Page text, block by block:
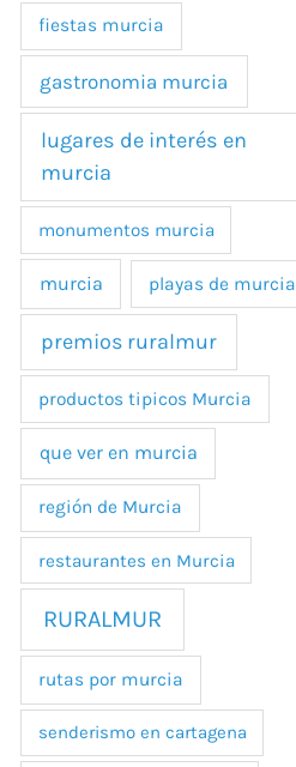
fiestas murcia
gastronomia murcia
lugares de interés en
murcia
monumentos murcia
murcia playas de murcia
premios ruralmur
productos tipicos Murcia
que ver en murcia
región de Murcia
restaurantes en Murcia
RURALMUR
rutas por murcia
senderismo en cartagena